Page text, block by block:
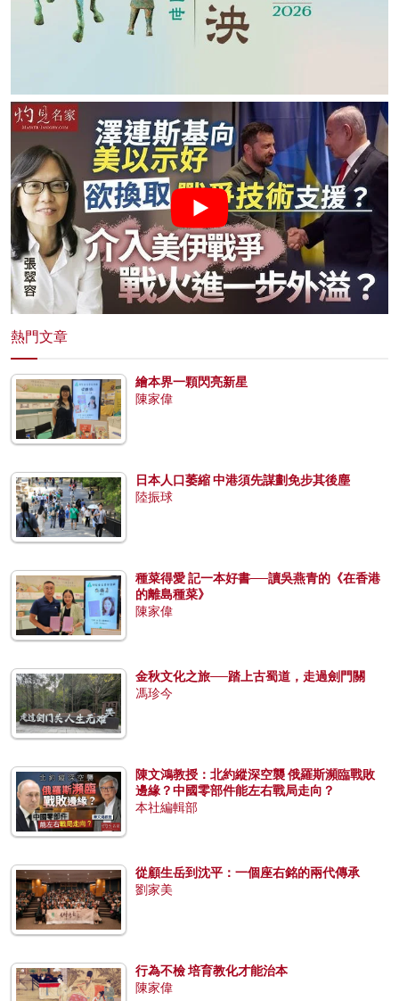
熱門文章
繪本界一顆閃亮新星
陳家偉
日本人口萎縮 中港須先謀劃免步其後塵
陸振球
種菜得愛 記一本好書──讀吳燕青的《在香港
的離島種菜》
陳家偉
金秋文化之旅──踏上古蜀道，走過劍門關
馮珍今
陳文鴻教授：北約縱深空襲 俄羅斯瀕臨戰敗
邊緣？中國零部件能左右戰局走向？
本社編輯部
從顧生岳到沈平：一個座右銘的兩代傳承
劉家美
行為不檢 培育教化才能治本
陳家偉